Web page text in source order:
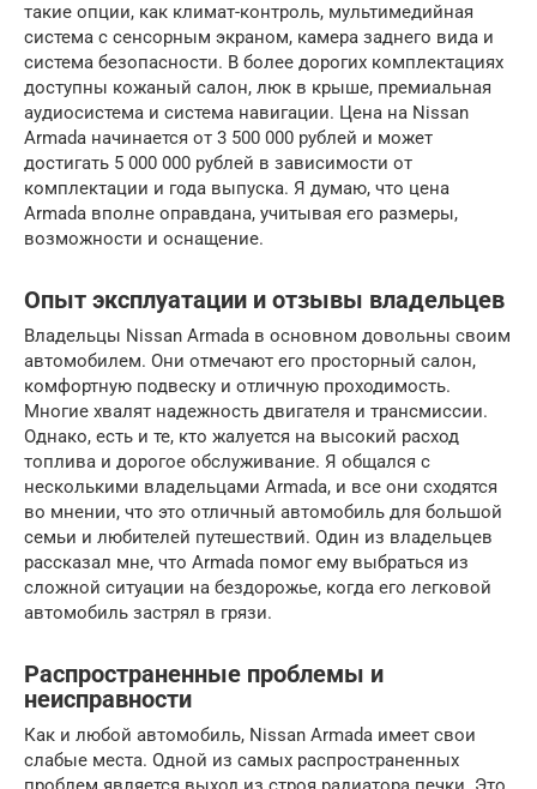
такие опции, как климат-контроль, мультимедийная
система с сенсорным экраном, камера заднего вида и
система безопасности. В более дорогих комплектациях
доступны кожаный салон, люк в крыше, премиальная
аудиосистема и система навигации. Цена на Nissan
Armada начинается от 3 500 000 рублей и может
достигать 5 000 000 рублей в зависимости от
комплектации и года выпуска. Я думаю, что цена
Armada вполне оправдана, учитывая его размеры,
возможности и оснащение.
Опыт эксплуатации и отзывы владельцев
Владельцы Nissan Armada в основном довольны своим
автомобилем. Они отмечают его просторный салон,
комфортную подвеску и отличную проходимость.
Многие хвалят надежность двигателя и трансмиссии.
Однако, есть и те, кто жалуется на высокий расход
топлива и дорогое обслуживание. Я общался с
несколькими владельцами Armada, и все они сходятся
во мнении, что это отличный автомобиль для большой
семьи и любителей путешествий. Один из владельцев
рассказал мне, что Armada помог ему выбраться из
сложной ситуации на бездорожье, когда его легковой
автомобиль застрял в грязи.
Распространенные проблемы и
неисправности
Как и любой автомобиль, Nissan Armada имеет свои
слабые места. Одной из самых распространенных